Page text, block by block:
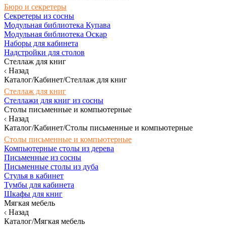
Бюро и секретеры
Секретеры из сосны
Модульная библиотека Купава
Модульная библиотека Оскар
Наборы для кабинета
Надстройки для столов
Стеллаж для книг
Назад
Каталог/Кабинет/Стеллаж для книг
Стеллаж для книг
Стеллажи для книг из сосны
Столы письменные и компьютерные
Назад
Каталог/Кабинет/Столы письменные и компьютерные
Столы письменные и компьютерные
Компьютерные столы из дерева
Письменные из сосны
Письменные столы из дуба
Стулья в кабинет
Тумбы для кабинета
Шкафы для книг
Мягкая мебель
Назад
Каталог/Мягкая мебель